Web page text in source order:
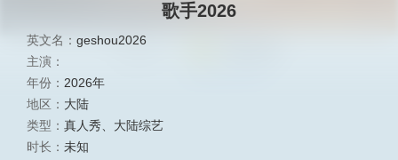
歌手2026
英文名： geshou2026
主演：
年份： 2026年
地区： 大陆
类型： 真人秀
大陆综艺
时长： 未知